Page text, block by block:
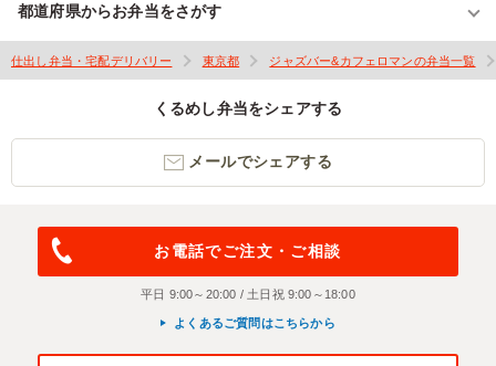
都道府県からお弁当をさがす
仕出し弁当・宅配デリバリー 東京都 ジャズバー&カフェロマンの弁当一覧
くるめし弁当をシェアする
メールでシェアする
お電話でご注文・ご相談
平日 9:00～20:00 / 土日祝 9:00～18:00
よくあるご質問はこちらから